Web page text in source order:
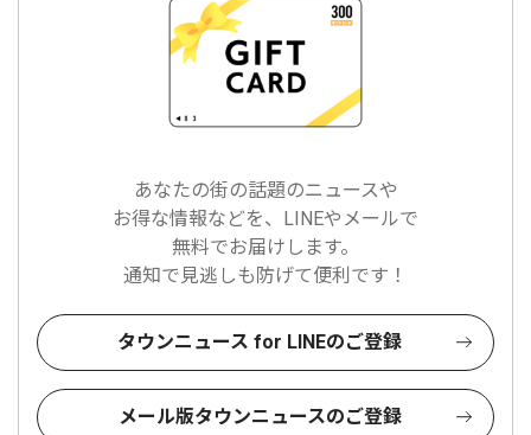
あなたの街の話題のニュースや
お得な情報などを、LINEやメールで
無料でお届けします。
通知で見逃しも防げて便利です！
タウンニュース for LINEのご登録
メール版タウンニュースのご登録